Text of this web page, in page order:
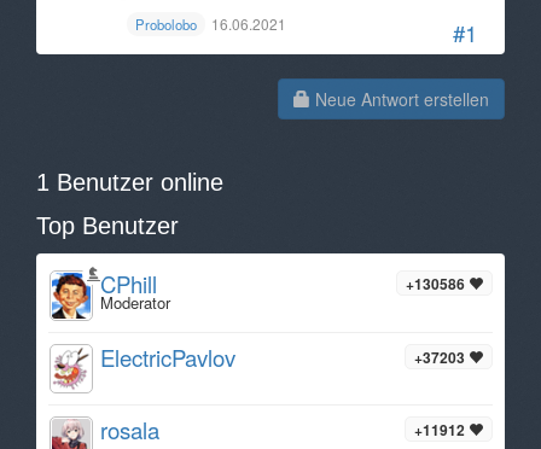
#1
Probolobo 16.06.2021
Neue Antwort erstellen
1 Benutzer online
Top Benutzer
+130586
CPhill
Moderator
+37203
ElectricPavlov
+11912
rosala